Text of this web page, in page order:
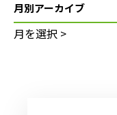
月別アーカイブ